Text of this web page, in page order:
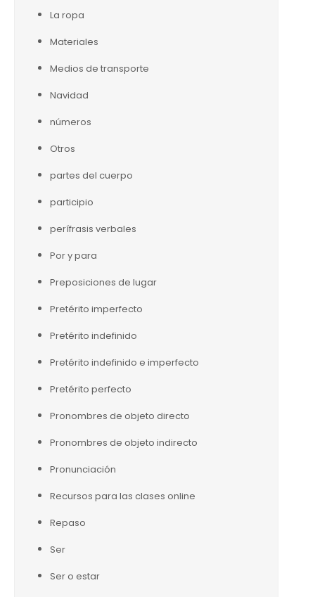
La ropa
Materiales
Medios de transporte
Navidad
números
Otros
partes del cuerpo
participio
perífrasis verbales
Por y para
Preposiciones de lugar
Pretérito imperfecto
Pretérito indefinido
Pretérito indefinido e imperfecto
Pretérito perfecto
Pronombres de objeto directo
Pronombres de objeto indirecto
Pronunciación
Recursos para las clases online
Repaso
Ser
Ser o estar